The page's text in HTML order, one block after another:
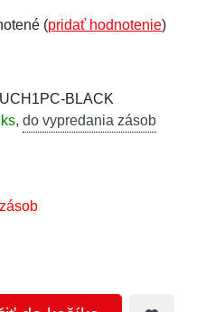
(pridať hodnotenie)
BLACK
, do vypredania zásob